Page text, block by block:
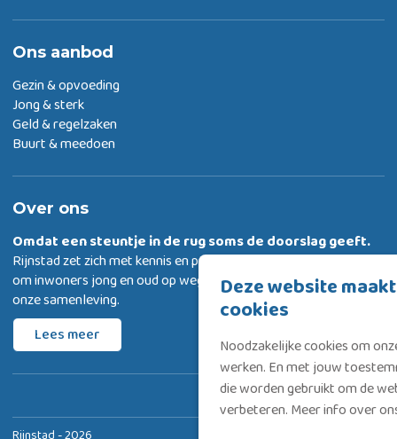
Ons aanbod
Gezin & opvoeding
Jong & sterk
Geld & regelzaken
Buurt & meedoen
Over ons
Omdat een steuntje in de rugsoms de doorslag geeft.
Rijnstad zet zich met kennis en passie in
om inwoners jong en oud op weg te helpen met deelnemen aan
onze samenleving.
Lees meer
Deze website
cookies
Noodzakelijke cookies om
werken. En met jouw
die worden gebruikt om de
verbeteren. Meer info over